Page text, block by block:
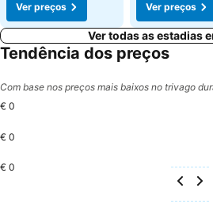
Ver preços
Ver preços
Ver todas as estadias
Tendência dos preços
Com base nos preços mais baixos no trivago
€ 0
€ 0
€ 0